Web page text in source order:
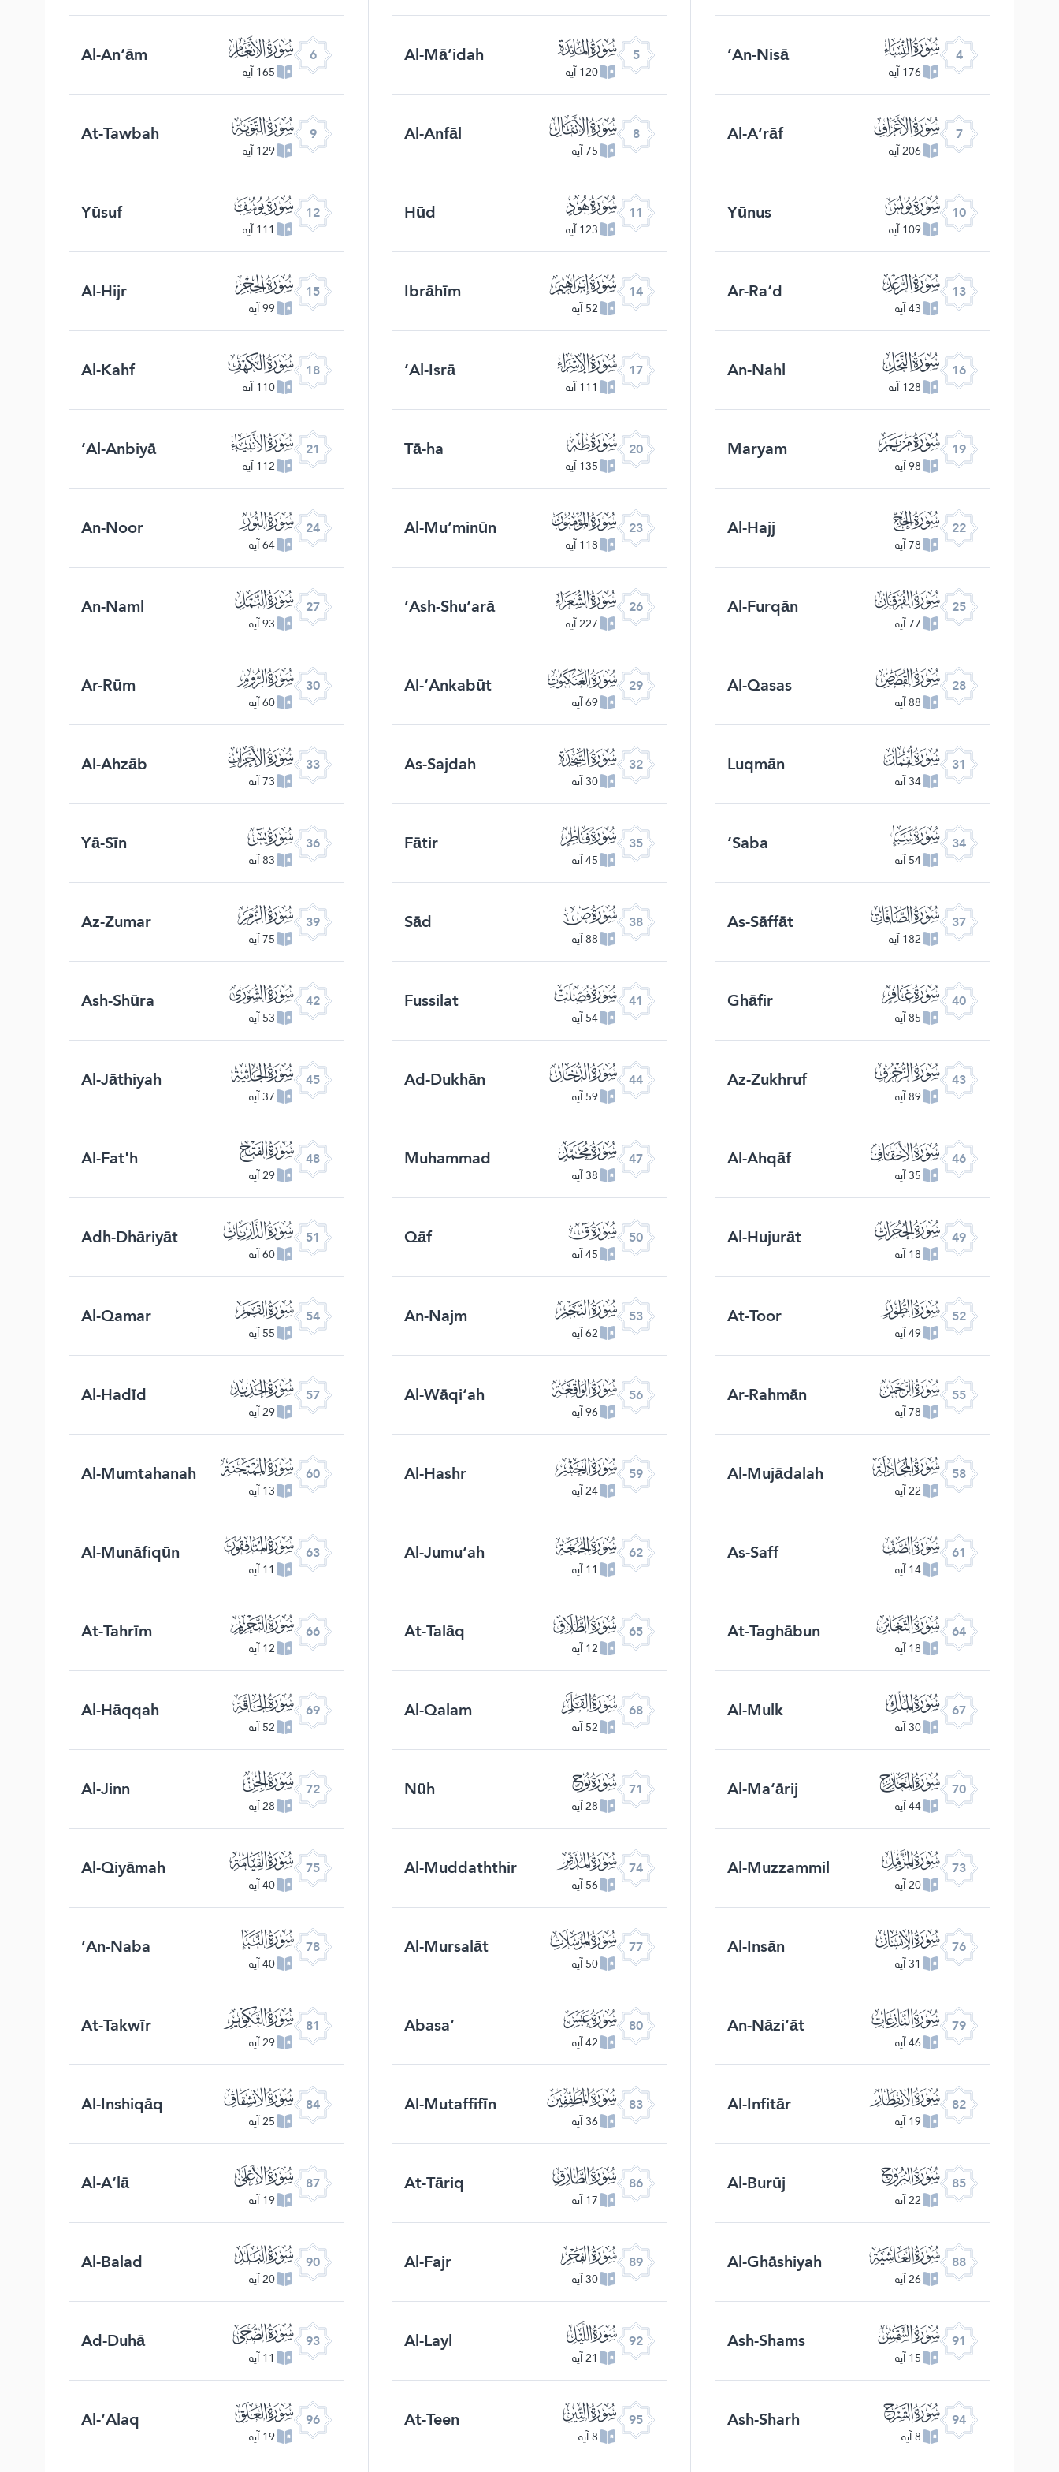
4 ﮐ
176 آیه
An-Nisā’
5 ﮑ
120 آیه
Al-Mā’idah
6 ﮒ
165 آیه
Al-An‘ām
7 ﮓ
206 آیه
Al-A‘rāf
8 ﮔ
75 آیه
Al-Anfāl
9 ﮕ
129 آیه
At-Tawbah
10 ﮖ
109 آیه
Yūnus
11 ﮗ
123 آیه
Hūd
12 ﮘ
111 آیه
Yūsuf
13 ﮙ
43 آیه
Ar-Ra‘d
14 ﮚ
52 آیه
Ibrāhīm
15 ﮛ
99 آیه
Al-Hijr
16 ﮜ
128 آیه
An-Nahl
17 ﮝ
111 آیه
Al-Isrā’
18 ﮞ
110 آیه
Al-Kahf
19 ﮟ
98 آیه
Maryam
20 ﮠ
135 آیه
Tā-ha
21 ﮡ
112 آیه
Al-Anbiyā’
22 ﮢ
78 آیه
Al-Hajj
23 ﮣ
118 آیه
Al-Mu’minūn
24 ﮤ
64 آیه
An-Noor
25 ﮥ
77 آیه
Al-Furqān
26 ﮦ
227 آیه
Ash-Shu‘arā’
27 ﮧ
93 آیه
An-Naml
28 ﮨ
88 آیه
Al-Qasas
29 ﮩ
69 آیه
Al-‘Ankabūt
30 ﮪ
60 آیه
Ar-Rūm
31 ﮫ
34 آیه
Luqmān
32 ﮬ
30 آیه
As-Sajdah
33 ﮭ
73 آیه
Al-Ahzāb
34 ﮮ
54 آیه
Saba’
35 ﮯ
45 آیه
Fātir
36 ﮰ
83 آیه
Yā-Sīn
37 ﮱ
182 آیه
As-Sāffāt
38 ﯓ
88 آیه
Sād
39 ﯔ
75 آیه
Az-Zumar
40 ﯕ
85 آیه
Ghāfir
41 ﯖ
54 آیه
Fussilat
42 ﯗ
53 آیه
Ash-Shūra
43 ﯘ
89 آیه
Az-Zukhruf
44 ﯙ
59 آیه
Ad-Dukhān
45 ﯚ
37 آیه
Al-Jāthiyah
46 ﯛ
35 آیه
Al-Ahqāf
47 ﯜ
38 آیه
Muhammad
48 ﯝ
29 آیه
Al-Fat'h
49 ﯞ
18 آیه
Al-Hujurāt
50 ﯟ
45 آیه
Qāf
51 ﯠ
60 آیه
Adh-Dhāriyāt
52 ﯡ
49 آیه
At-Toor
53 ﯢ
62 آیه
An-Najm
54 ﯣ
55 آیه
Al-Qamar
55 ﯤ
78 آیه
Ar-Rahmān
56 ﯥ
96 آیه
Al-Wāqi‘ah
57 ﯦ
29 آیه
Al-Hadīd
58 ﯧ
22 آیه
Al-Mujādalah
59 ﯨ
24 آیه
Al-Hashr
60 ﯩ
13 آیه
Al-Mumtahanah
61 ﯪ
14 آیه
As-Saff
62 ﯫ
11 آیه
Al-Jumu‘ah
63 ﯬ
11 آیه
Al-Munāfiqūn
64 ﯭ
18 آیه
At-Taghābun
65 ﯮ
12 آیه
At-Talāq
66 ﯯ
12 آیه
At-Tahrīm
67 ﯰ
30 آیه
Al-Mulk
68 ﯱ
52 آیه
Al-Qalam
69 ﯲ
52 آیه
Al-Hāqqah
70 ﯳ
44 آیه
Al-Ma‘ārij
71 ﯴ
28 آیه
Nūh
72 ﯵ
28 آیه
Al-Jinn
73 ﯶ
20 آیه
Al-Muzzammil
74 ﯷ
56 آیه
Al-Muddaththir
75 ﯸ
40 آیه
Al-Qiyāmah
76 ﯹ
31 آیه
Al-Insān
77 ﯺ
50 آیه
Al-Mursalāt
78 ﯻ
40 آیه
An-Naba’
79 ﯼ
46 آیه
An-Nāzi‘āt
80 ﯽ
42 آیه
‘Abasa
81 ﯾ
29 آیه
At-Takwīr
82 ﯿ
19 آیه
Al-Infitār
83 ﰀ
36 آیه
Al-Mutaffifīn
84 ﰁ
25 آیه
Al-Inshiqāq
85 ﰂ
22 آیه
Al-Burūj
86 ﰃ
17 آیه
At-Tāriq
87 ﰄ
19 آیه
Al-A‘lā
88 ﰅ
26 آیه
Al-Ghāshiyah
89 ﰆ
30 آیه
Al-Fajr
90 ﰇ
20 آیه
Al-Balad
91 ﰈ
15 آیه
Ash-Shams
92 ﰉ
21 آیه
Al-Layl
93 ﰊ
11 آیه
Ad-Duhā
94 ﰋ
8 آیه
Ash-Sharh
95 ﰌ
8 آیه
At-Teen
96 ﰍ
19 آیه
Al-‘Alaq